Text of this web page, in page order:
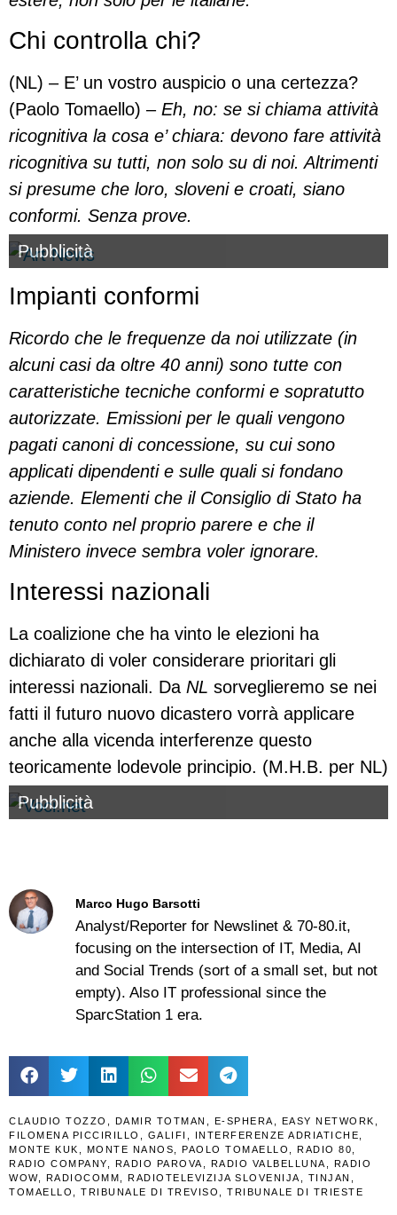
Chi controlla chi?
(NL) – E’ un vostro auspicio o una certezza?
(Paolo Tomaello) – Eh, no: se si chiama attività
ricognitiva la cosa e’ chiara: devono fare attività
ricognitiva su tutti, non solo su di noi. Altrimenti
si presume che loro, sloveni e croati, siano
conformi. Senza prove.
Pubblicità
Impianti conformi
Ricordo che le frequenze da noi utilizzate (in
alcuni casi da oltre 40 anni) sono tutte con
caratteristiche tecniche conformi e sopratutto
autorizzate. Emissioni per le quali vengono
pagati canoni di concessione, su cui sono
applicati dipendenti e sulle quali si fondano
aziende. Elementi che il Consiglio di Stato ha
tenuto conto nel proprio parere e che il
Ministero invece sembra voler ignorare.
Interessi nazionali
La coalizione che ha vinto le elezioni ha
dichiarato di voler considerare prioritari gli
interessi nazionali. Da NL sorveglieremo se nei
fatti il futuro nuovo dicastero vorrà applicare
anche alla vicenda interferenze questo
teoricamente lodevole principio. (M.H.B. per NL)
Pubblicità
Marco Hugo Barsotti
Analyst/Reporter for Newslinet & 70-80.it,
focusing on the intersection of IT, Media, AI
and Social Trends (sort of a small set, but not
empty). Also IT professional since the
SparcStation 1 era.
CLAUDIO TOZZO DAMIR TOTMAN E-SPHERA EASY NETWORK
FILOMENA PICCIRILLO
GALIFI INTERFERENZE ADRIATICHE
MONTE KUK
MONTE NANOS PAOLO TOMAELLO RADIO 80
RADIO COMPANY
RADIO PAROVA RADIO VALBELLUNA
RADIO
WOW, RADIOCOMM RADIOTELEVIZIJA SLOVENIJA TINJAN
TOMAELLO
TRIBUNALE DI TREVISO TRIBUNALE DI TRIESTE